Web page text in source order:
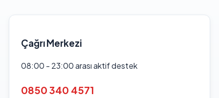
Çağrı Merkezi
08:00 - 23:00 arası aktif destek
0850 340 4571